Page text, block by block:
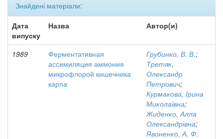
Знайдені матеріали:
Дата
випуску
Назва Автор(и)
1989
Ферментативная
ассимиляция аммония
микрофлорой кишечника
карпа
Грубинко, В. В.;
Третяк,
Олександр
Петрович;
Курмакова, Ірина
Миколаївна;
Жиденко, Алла
Олександрівна;
Явоненко, А. Ф.